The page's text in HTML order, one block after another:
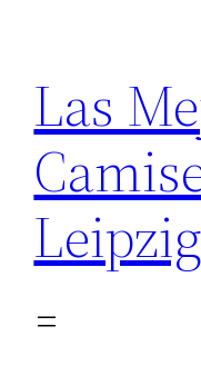
contenido
Las
Leipzig